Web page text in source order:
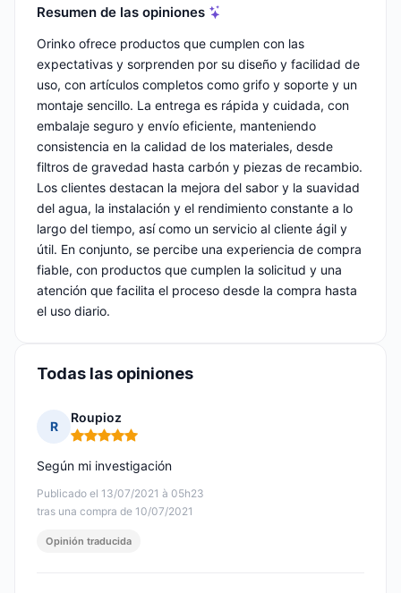
Resumen de las opiniones
Orinko ofrece productos que cumplen con las
expectativas y sorprenden por su diseño y facilidad de
uso, con artículos completos como grifo y soporte y un
montaje sencillo. La entrega es rápida y cuidada, con
embalaje seguro y envío eficiente, manteniendo
consistencia en la calidad de los materiales, desde
filtros de gravedad hasta carbón y piezas de recambio.
Los clientes destacan la mejora del sabor y la suavidad
del agua, la instalación y el rendimiento constante a lo
largo del tiempo, así como un servicio al cliente ágil y
útil. En conjunto, se percibe una experiencia de compra
fiable, con productos que cumplen la solicitud y una
atención que facilita el proceso desde la compra hasta
el uso diario.
Todas las opiniones
R
Roupioz
Nota: 5 de 5
Publicado el 13/07/2021 à 05h23
tras una compra de 10/07/2021
Según mi investigación
Opinión traducida